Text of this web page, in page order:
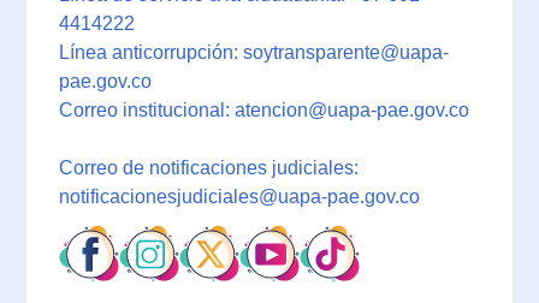
4414222
Línea anticorrupción: soytransparente@uapa-
pae.gov.co
Correo institucional: atencion@uapa-pae.gov.co
Correo de notificaciones judiciales:
notificacionesjudiciales@uapa-pae.gov.co